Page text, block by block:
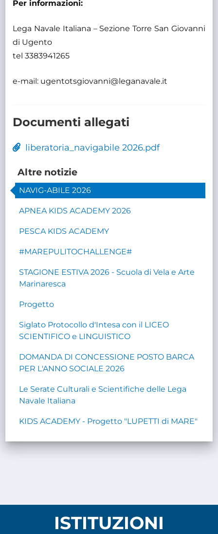
Per informazioni:
Lega Navale Italiana – Sezione Torre San Giovanni
di Ugento
tel 3383941265
e-mail: ugentotsgiovanni@leganavale.it
Documenti allegati
liberatoria_navigabile 2026.pdf
Altre notizie
NAVIG-ABILE 2026
APNEA KIDS ACADEMY 2026
PESCA KIDS ACADEMY
#MAREPULITOCHALLENGE#
STAGIONE ESTIVA 2026 - Scuola di Vela e Arte
Marinaresca
Progetto
Siglato Protocollo d'Intesa con il LICEO
SCIENTIFICO e LINGUISTICO
DOMANDA DI CONCESSIONE POSTO BARCA
PER L'ANNO SOCIALE 2026
Le Serate Culturali e Scientifiche delle Lega
Navale Italiana
KIDS ACADEMY - Progetto "LUPETTI di MARE"
ISTITUZIONI